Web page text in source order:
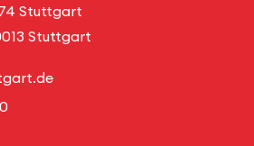
Stuttgart
Stuttgart